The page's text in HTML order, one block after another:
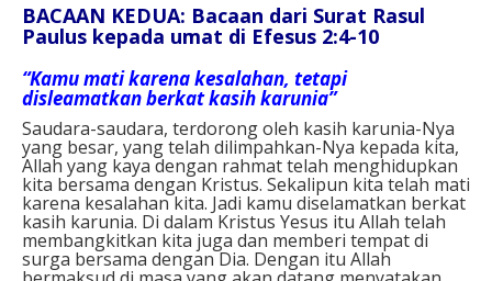
BACAAN KEDUA: Bacaan dari Surat Rasul
Paulus kepada umat di Efesus 2:4-10
“Kamu mati karena kesalahan, tetapi
disleamatkan berkat kasih karunia”
Saudara-saudara, terdorong oleh kasih karunia-Nya
yang besar, yang telah dilimpahkan-Nya kepada kita,
Allah yang kaya dengan rahmat telah menghidupkan
kita bersama dengan Kristus. Sekalipun kita telah mati
karena kesalahan kita. Jadi kamu diselamatkan berkat
kasih karunia. Di dalam Kristus Yesus itu Allah telah
membangkitkan kita juga dan memberi tempat di
surga bersama dengan Dia. Dengan itu Allah